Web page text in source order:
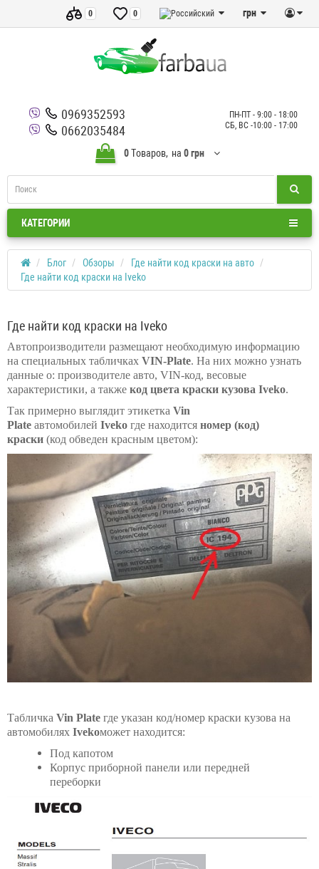
грн
0
0
0969352593
0662035484
ПН-ПТ - 9:00 - 18:00
СБ, ВС -10:00 - 17:00
0Tоваров, на 0 грн
КАТЕГОРИИ
Блог Обзоры
Где найти код краски на авто
Где найти код краски на Iveko
Где найти код краски на Iveko
Автопроизводители размещают необходимую информацию
на специальных табличках VIN-Plate. На них можно узнать
данные о: производителе авто, VIN-код, весовые
характеристики, а также код цвета краски кузова Iveko.
Так примерно выглядит этикетка Vin
Plate автомобилей Iveko где находится номер (код)
краски (код обведен красным цветом):
Табличка Vin Plate где указан код/номер краски кузова на
автомобилях Ivekoможет находится:
Под капотом
Корпус приборной панели или передней
переборки